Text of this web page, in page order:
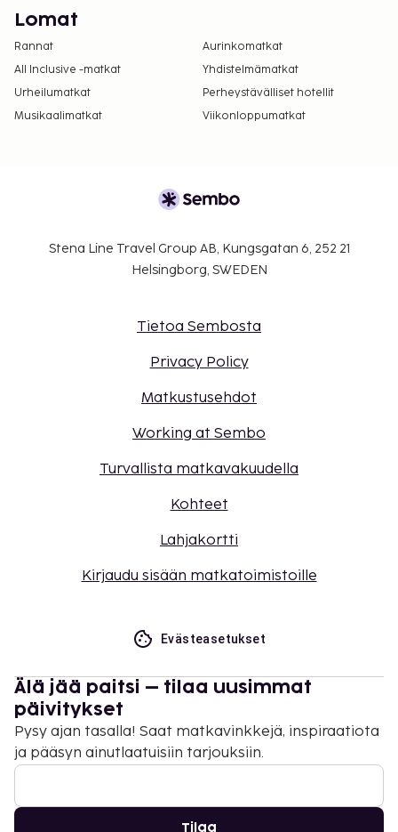
Lomat
Rannat
Aurinkomatkat
All Inclusive -matkat
Yhdistelmämatkat
Urheilumatkat
Perheystävälliset hotellit
Musikaalimatkat
Viikonloppumatkat
Stena Line Travel Group AB, Kungsgatan 6, 252 21
Helsingborg, SWEDEN
Tietoa Sembosta
Privacy Policy
Matkustusehdot
Working at Sembo
Turvallista matkavakuudella
Kohteet
Lahjakortti
Kirjaudu sisään matkatoimistoille
Evästeasetukset
Älä jää paitsi – tilaa uusimmat
päivitykset
Pysy ajan tasalla! Saat matkavinkkejä, inspiraatiota
ja pääsyn ainutlaatuisiin tarjouksiin.
Tilaa